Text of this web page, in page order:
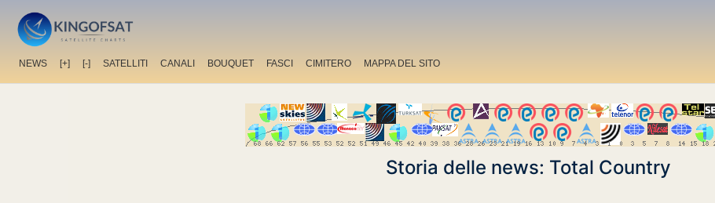
NEWS [+] [-] SATELLITI CANALI BOUQUET FASCI CIMITERO MAPPA DEL SITO
Storia delle news: Total Country